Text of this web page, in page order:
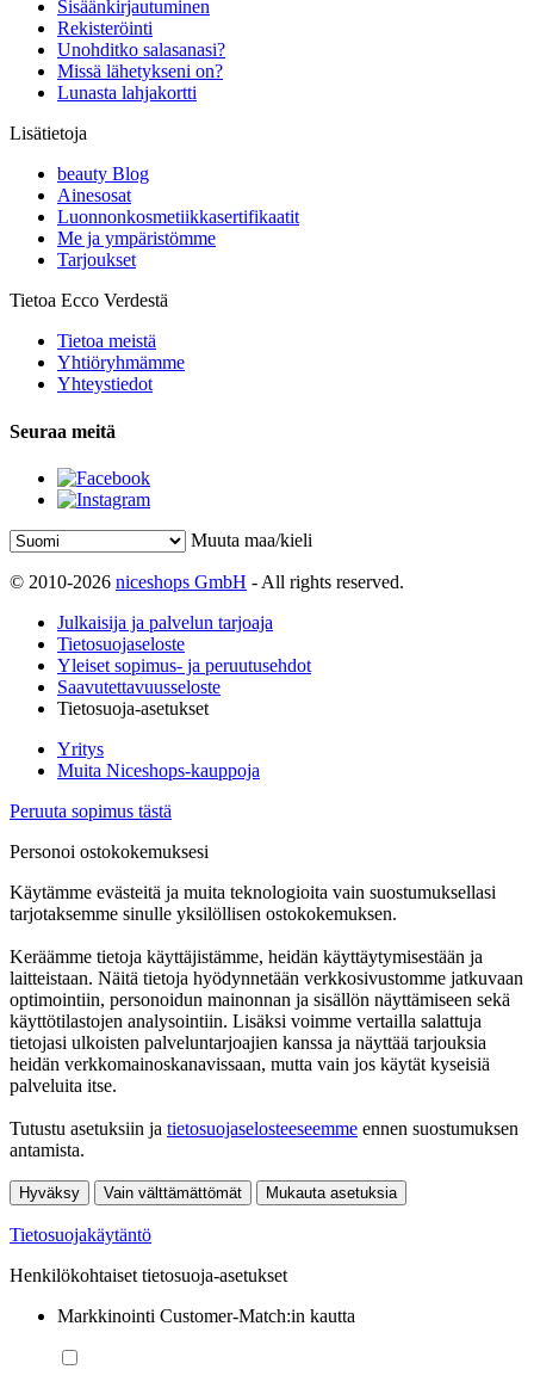
Sisäänkirjautuminen
Rekisteröinti
Unohditko salasanasi?
Missä lähetykseni on?
Lunasta lahjakortti
Lisätietoja
beauty Blog
Ainesosat
Luonnonkosmetiikkasertifikaatit
Me ja ympäristömme
Tarjoukset
Tietoa Ecco Verdestä
Tietoa meistä
Yhtiöryhmämme
Yhteystiedot
Seuraa meitä
Muuta maa/kieli
© 2010-2026 niceshops GmbH - All rights reserved.
Julkaisija ja palvelun tarjoaja
Tietosuojaseloste
Yleiset sopimus- ja peruutusehdot
Saavutettavuusseloste
Tietosuoja-asetukset
Yritys
Muita Niceshops-kauppoja
Peruuta sopimus tästä
Personoi ostokokemuksesi
Käytämme evästeitä ja muita teknologioita vain suostumuksellasi
tarjotaksemme sinulle yksilöllisen ostokokemuksen.
Keräämme tietoja käyttäjistämme, heidän käyttäytymisestään ja
laitteistaan. Näitä tietoja hyödynnetään verkkosivustomme jatkuvaan
optimointiin, personoidun mainonnan ja sisällön näyttämiseen sekä
käyttötilastojen analysointiin. Lisäksi voimme vertailla salattuja
tietojasi ulkoisten palveluntarjoajien kanssa ja näyttää tarjouksia
heidän verkkomainoskanavissaan, mutta vain jos käytät kyseisiä
palveluita itse.
Tutustu asetuksiin ja tietosuojaselosteeseemme ennen suostumuksen
antamista.
Hyväksy Vain välttämättömät Mukauta asetuksia
Tietosuojakäytäntö
Henkilökohtaiset tietosuoja-asetukset
Markkinointi Customer-Match:in kautta